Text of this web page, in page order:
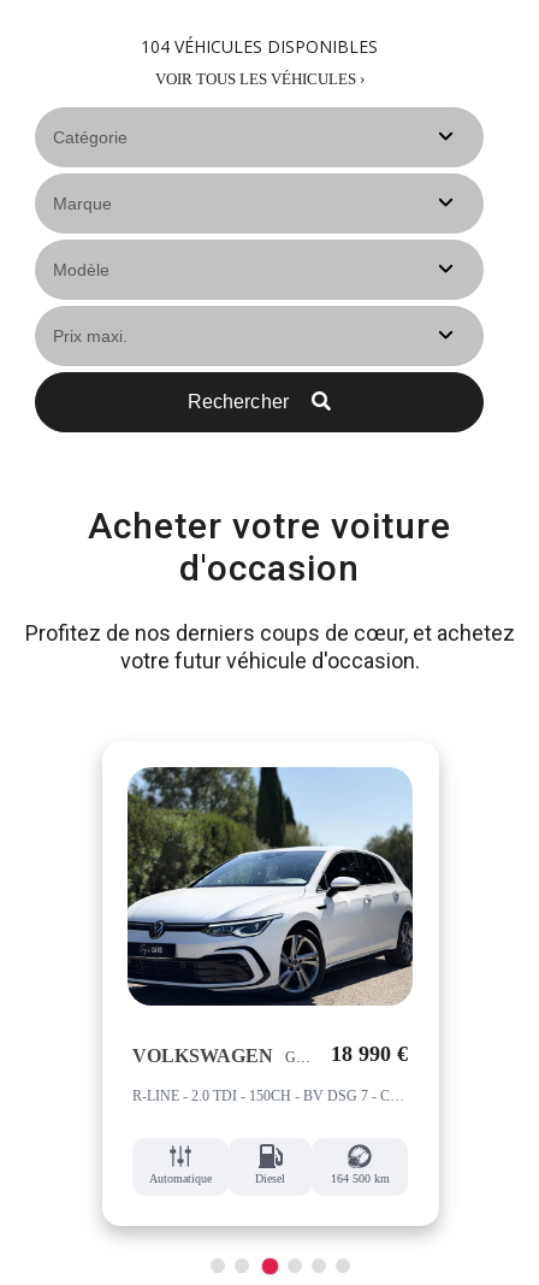
104 VÉHICULES DISPONIBLES
VOIR TOUS LES VÉHICULES ›
Rechercher
Acheter votre voiture
d'occasion
Profitez de nos derniers coups de cœur, et achetez
votre futur véhicule d'occasion.
VOLKSWAGEN GOLF 18 990 €
R-LINE - 2.0 TDI - 150CH - BV DSG 7 - CAM - HARMAN - ACC
Automatique Diesel 164 500 km